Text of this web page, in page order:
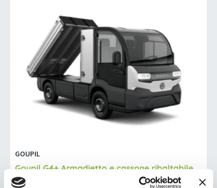
GOUPIL
Goupil G4+ Armadietto e cassone ribaltabile